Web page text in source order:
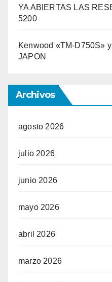
YA ABIERTAS LAS
5200
Kenwood «TM-D750S»
JAPON
Archivos
agosto 2026
julio 2026
junio 2026
mayo 2026
abril 2026
marzo 2026